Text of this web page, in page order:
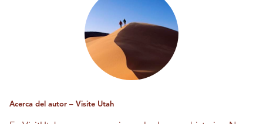
Acerca del autor – Visite Utah